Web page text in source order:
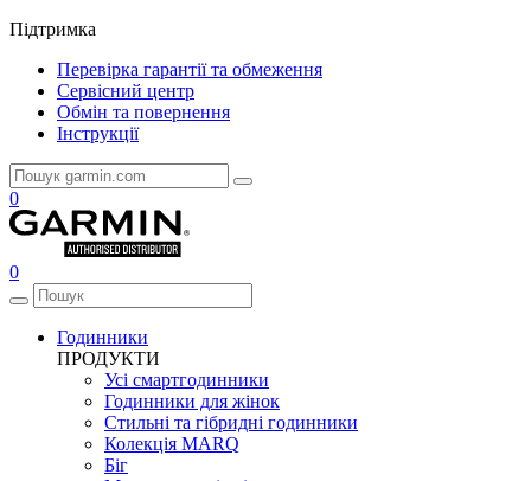
Підтримка
Перевірка гарантії та обмеження
Сервісний центр
Обмін та повернення
Інструкції
0
0
Годинники
ПРОДУКТИ
Усі смартгодинники
Годинники для жінок
Стильні та гібридні годинники
Колекція MARQ
Біг